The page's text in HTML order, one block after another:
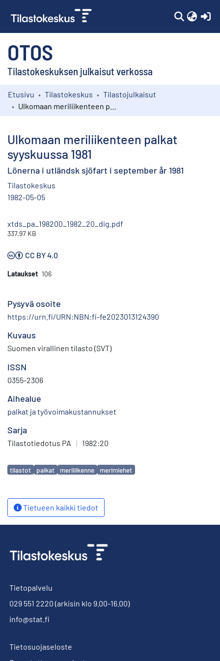
OTOS
Tilastokeskuksen julkaisut verkossa
Kokoelmat
Etusivu Tilastokeskus
Tilastojulkaisut
Ulkomaan meriliikenteen palkat
syyskuussa 1981
Lönerna i utländsk sjöfart i september år 1981
Tilastokeskus
1982-05-05
xtds_pa_198200_1982_20_dig.pdf
337.97 KB
CC BY 4.0
Lataukset 106
Pysyvä osoite
https://urn.fi/URN:NBN:fi-fe2023013124390
Kuvaus
Suomen virallinen tilasto (SVT)
ISSN
0355-2306
Aihealue
palkat ja työvoimakustannukset
Sarja
Tilastotiedotus PA | 1982:20
Avainsanat
tilastot palkat meriliikenne merimiehet
Tietueen kaikki tiedot
Tietopalvelu
029 551 2220 (arkisin klo 9.00-16.00)
info@stat.fi
Tietosuojaseloste